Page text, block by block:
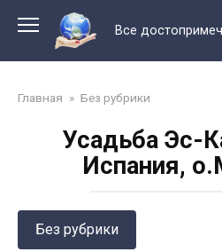
контенту
Все
Главная » Без рубрики
Усадьба Эс-
Испания,
Без рубрики